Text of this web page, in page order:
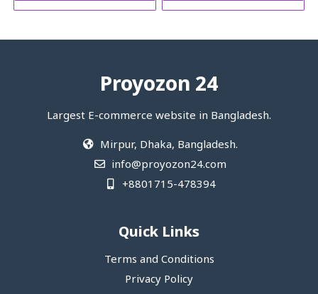
Proyozon 24
Largest E-commerce website in Bangladesh.
Mirpur, Dhaka, Bangladesh.
info@proyozon24.com
+8801715-478394
Quick Links
Terms and Conditions
Privacy Policy